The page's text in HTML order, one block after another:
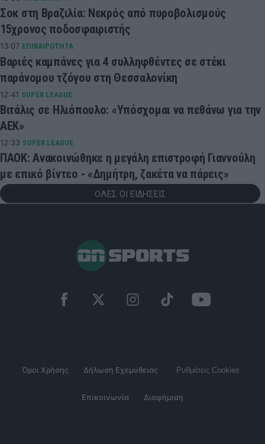
Σοκ στη Βραζιλία: Νεκρός από πυροβολισμούς
15χρονος ποδοσφαιριστής
13:07 ΕΠΙΚΑΙΡΟΤΗΤΑ
Βαριές καμπάνες για 4 συλληφθέντες σε στέκι
παράνομου τζόγου στη Θεσσαλονίκη
12:41 SUPER LEAGUE
Βιτάλις σε Ηλιόπουλο: «Υπόσχομαι να πεθάνω για την
ΑΕΚ»
12:33 SUPER LEAGUE
ΠΑΟΚ: Ανακοινώθηκε η μεγάλη επιστροφή Γιαννούλη
με επικό βίντεο - «Δημήτρη, ζακέτα να πάρεις»
ΟΛΕΣ ΟΙ ΕΙΔΗΣΕΙΣ
Όροι Χρήσης Δήλωση Εχεμύθειας Ρυθμίσεις Cookies
Επικοινωνία Διαφήμιση